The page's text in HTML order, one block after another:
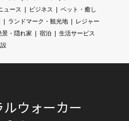
ュース ビジネス
ペット・癒し
ランドマーク・観光地
レジャー
景・隠れ家 宿泊
生活サービス
ウォーカー